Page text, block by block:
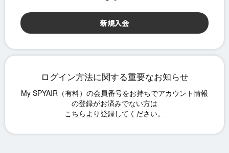
ログイン方法に関する重要なお知らせ
こちらより登録してください。